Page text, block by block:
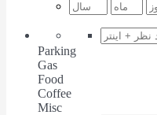
Parking
Gas
Food
Coffee
Misc